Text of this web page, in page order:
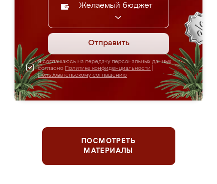
Желаемый бюджет
Отправить
Я соглашаюсь на передачу персональных данных
согласно Политике конфиденциальности
Пользовательскому соглашению
ПОСМОТРЕТЬ
МАТЕРИАЛЫ